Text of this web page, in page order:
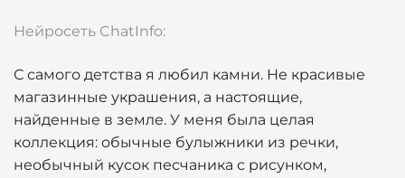
Нейросеть ChatInfo:
С самого детства я любил камни. Не красивые
магазинные украшения, а настоящие,
найденные в земле. У меня была целая
коллекция: обычные булыжники из речки,
необычный кусок песчаника с рисунком,